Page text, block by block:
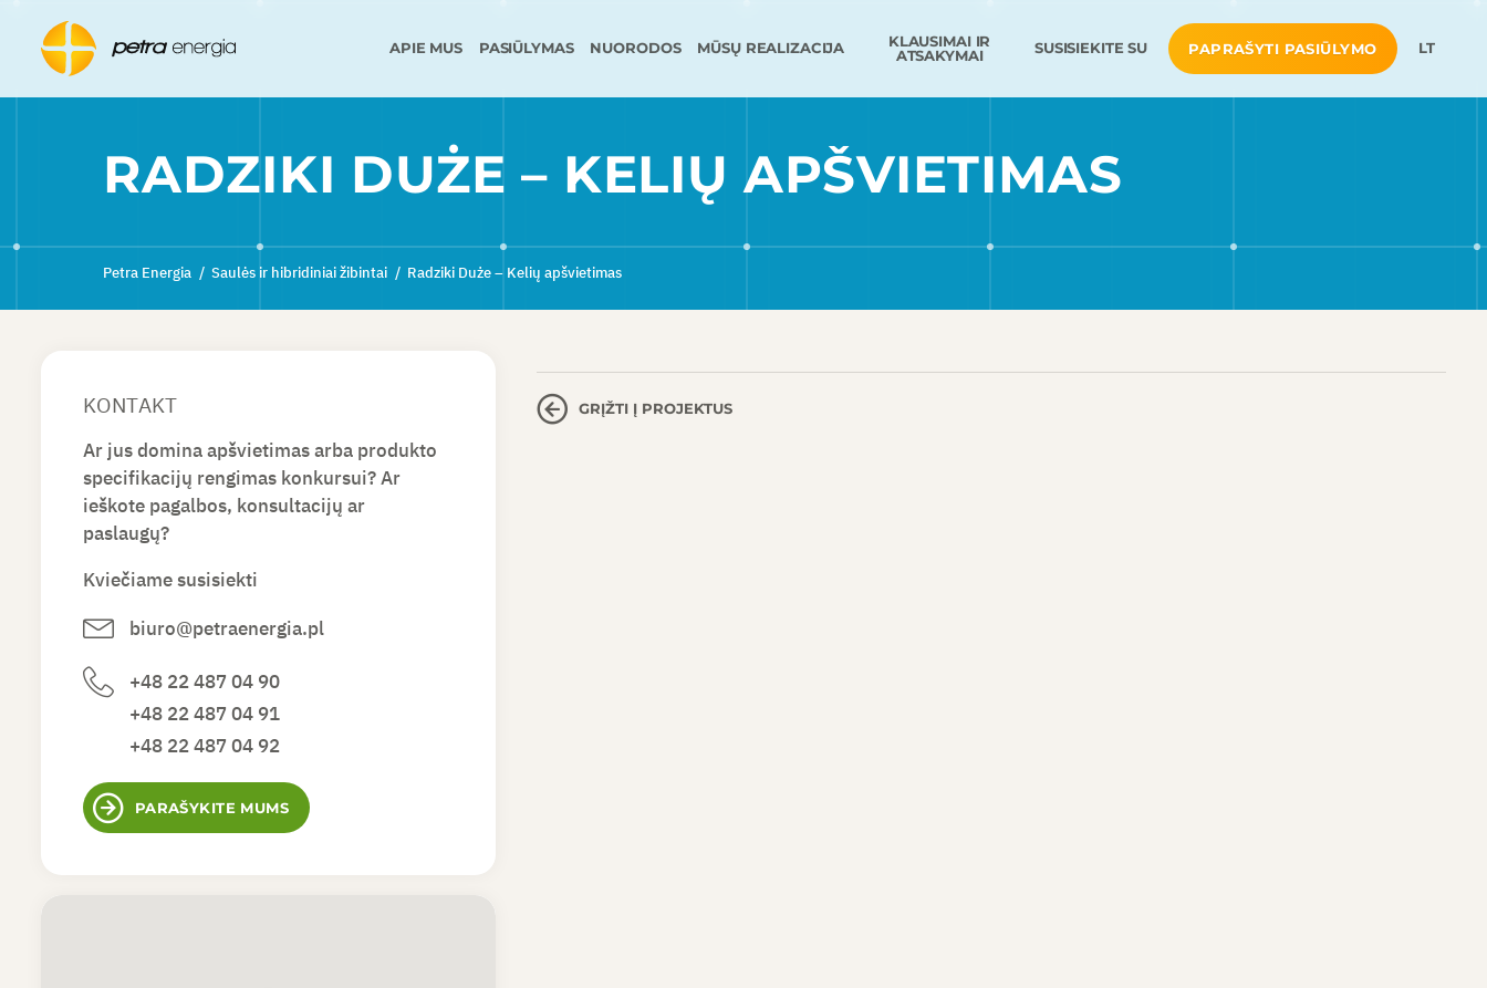
APIE MUS PASIŪLYMAS NUORODOS MŪSŲ REALIZACIJA
KLAUSIMAI IR
ATSAKYMAI
SUSISIEKITE SU PAPRAŠYTI PASIŪLYMO LT
RADZIKI DUŻE – KELIŲ APŠVIETIMAS
Petra Energia / Saulės ir hibridiniai žibintai / Radziki Duże – Kelių apšvietimas
GRĮŽTI Į PROJEKTUS
KONTAKT
Ar jus domina apšvietimas arba produkto
specifikacijų rengimas konkursui? Ar
ieškote pagalbos, konsultacijų ar
paslaugų?
Kviečiame susisiekti
biuro@petraenergia.pl
+48 22 487 04 90
+48 22 487 04 91
+48 22 487 04 92
PARAŠYKITE MUMS